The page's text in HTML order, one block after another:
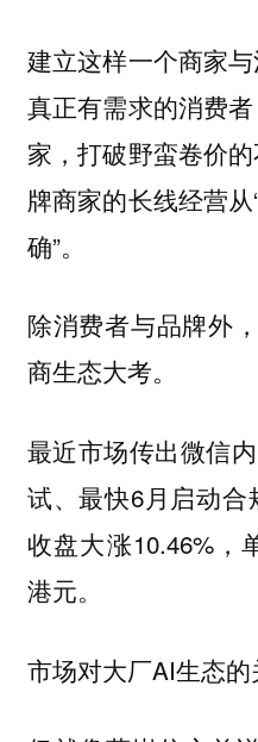
建立这样一个商家
真正有需求的消费
家，打破野蛮卷价
牌商家的长线经营从
确”。
除消费者与品牌外
商生态大考。
最近市场传出微信
试、最快6月启动
收盘大涨10.46%，
港元。
市场对大厂AI生态的